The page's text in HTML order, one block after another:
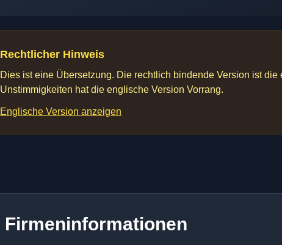
Rechtlicher Hinweis
Dies ist eine Übersetzung. Die rechtlich bindende Version ist
Unstimmigkeiten hat die englische Version Vorrang.
Englische Version anzeigen
Firmeninformationen